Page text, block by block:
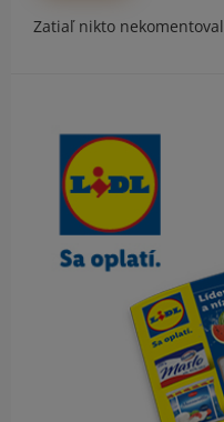
Zatiaľ nikto nekomentoval